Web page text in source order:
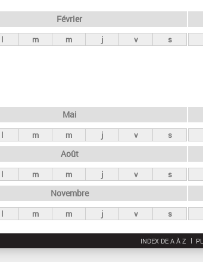
Février
l m m j v s
Mai
l m m j v s
Août
l m m j v s
Novembre
l m m j v s
INDEX DE A À Z